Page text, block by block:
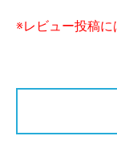
※レビュー投稿